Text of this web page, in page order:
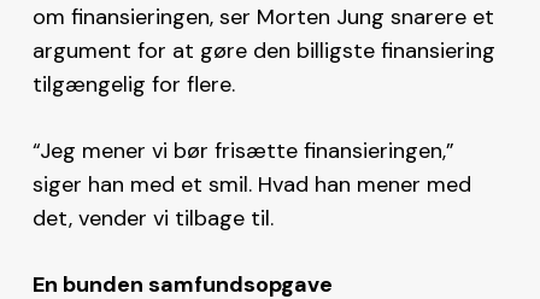
om finansieringen, ser Morten Jung snarere et
argument for at gøre den billigste finansiering
tilgængelig for flere.
“Jeg mener vi bør frisætte finansieringen,”
siger han med et smil. Hvad han mener med
det, vender vi tilbage til.
En bunden samfundsopgave